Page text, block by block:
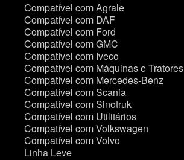
Compatível com Agrale
Compatível com DAF
Compatível com Ford
Compatível com GMC
Compatível com Iveco
Compatível com Máquinas e Tratores
Compatível com Mercedes-Benz
Compatível com Scania
Compatível com Sinotruk
Compatível com Utilitários
Compatível com Volkswagen
Compatível com Volvo
Linha Leve